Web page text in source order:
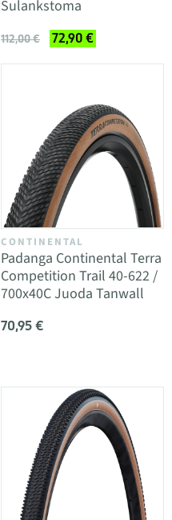
Sulankstoma
112,00 € 72,90 €
CONTINENTAL
Padanga Continental Terra
Competition Trail 40-622 /
700x40C Juoda Tanwall
70,95 €